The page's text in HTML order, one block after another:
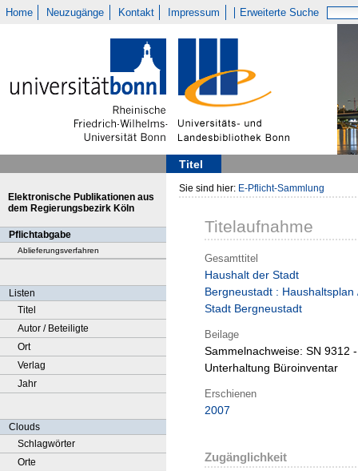
Home Neuzugänge Kontakt Impressum Erweiterte Suche
Titel
Elektronische Publikationen aus
dem Regierungsbezirk Köln
Pflichtabgabe
Ablieferungsverfahren
Listen
Titel
Autor / Beteiligte
Ort
Verlag
Jahr
Clouds
Schlagwörter
Orte
Sie sind hier: E-Pflicht-Sammlung
Titelaufnahme
Gesamttitel
Haushalt der Stadt
Bergneustadt : Haushaltsplan
Stadt Bergneustadt
Beilage
Sammelnachweise: SN 9312 -
Unterhaltung Büroinventar
Erschienen
2007
Zugänglichkeit